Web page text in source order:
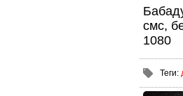
смс,
1080
Теги: